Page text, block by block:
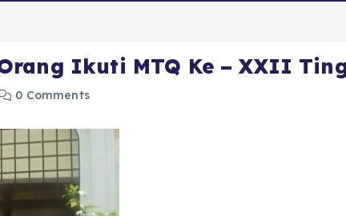
Ikuti MTQ Ke – XXII
0 Comments